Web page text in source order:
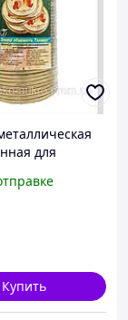
для
заготовок
Купить